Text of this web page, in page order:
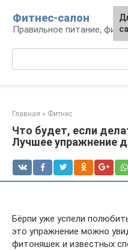
контенту
Фитнес-салон
Правильное питание,
Главная » Фитнес
Что будет, если
Лучшее упражнение
Бёрпи уже успели
это упражнение можно
фитоняшек и известных